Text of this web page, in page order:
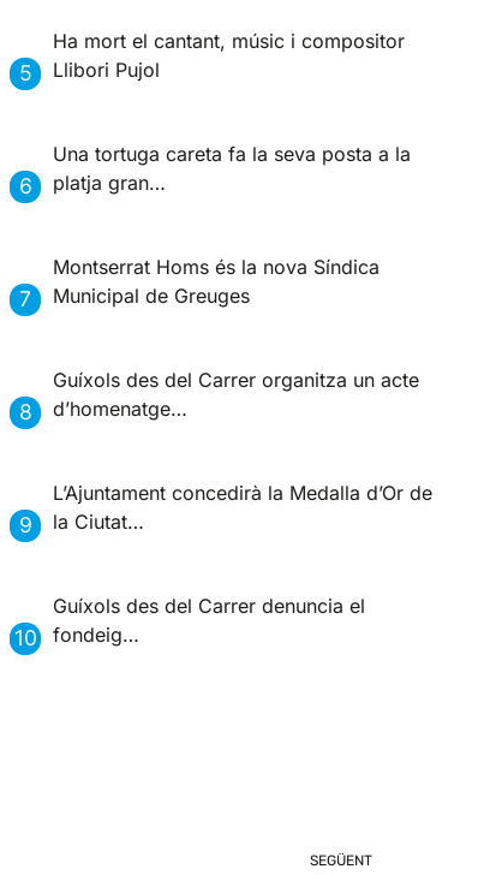
Ha mort el cantant, músic i compositor
Llibori Pujol
Una tortuga careta fa la seva posta a la
platja gran…
Montserrat Homs és la nova Síndica
Municipal de Greuges
Guíxols des del Carrer organitza un acte
d’homenatge…
L’Ajuntament concedirà la Medalla d’Or de
la Ciutat…
Guíxols des del Carrer denuncia el
fondeig…
SEGÜENT